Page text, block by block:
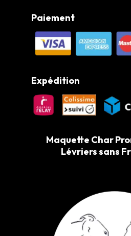
Paiement
Expédition
Maquette Char
Lévriers sans